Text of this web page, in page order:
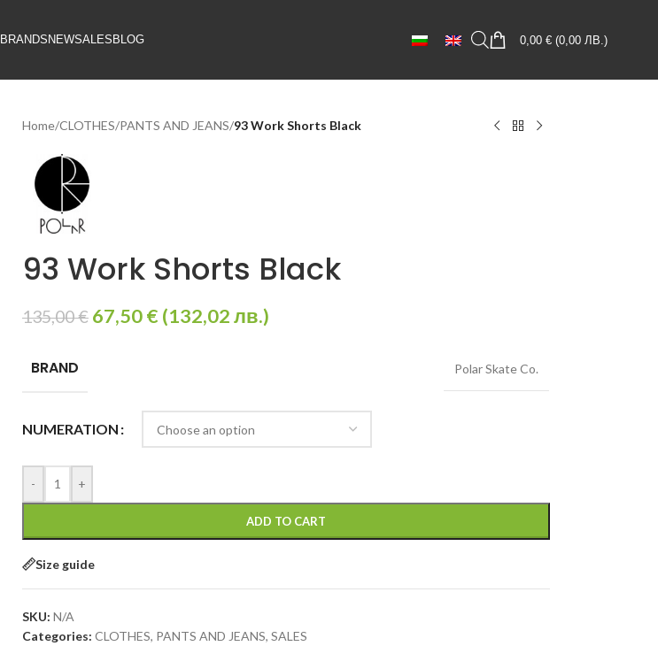
BRANDS NEWSALES BLOG 0,00 € (0,00 ЛВ. )
Home/CLOTHES/PANTS AND JEANS/93 Work Shorts Black
93 Work Shorts Black
135,00€ 67,50€ (132,02лв.)
BRAND Polar Skate Co.
NUMERATION
- +
ADD TO CART
Size guide
SKU: N/A
Categories: CLOTHES, PANTS AND JEANS, SALES